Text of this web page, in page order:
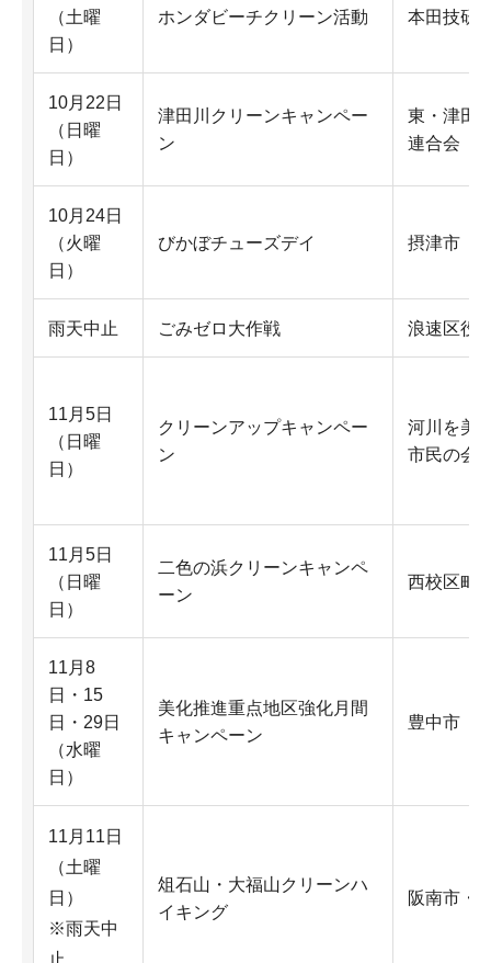
（土曜
日）
ホンダビーチクリーン活動 本田技研
10月22日
（日曜
日）
津田川クリーンキャンペー
ン
東・津田
連合会
10月24日
（火曜
日）
びかぼチューズデイ 摂津市
雨天中止 ごみゼロ大作戦 浪速区役
11月5日
（日曜
日）
クリーンアップキャンペー
ン
河川を美
市民の会
11月5日
（日曜
日）
二色の浜クリーンキャンペ
ーン
西校区町
11月8
日・15
日・29日
（水曜
日）
美化推進重点地区強化月間
キャンペーン
豊中市
11月11日
（土曜
日）
※雨天中
止
俎石山・大福山クリーンハ
イキング
阪南市・